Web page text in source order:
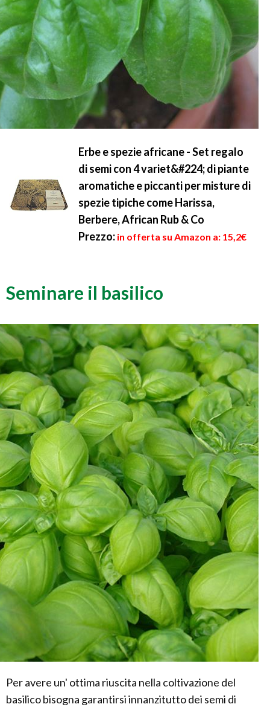
Erbe e spezie africane - Set regalo
di semi con 4 variet&#224; di piante
aromatiche e piccanti per misture di
spezie tipiche come Harissa,
Berbere, African Rub & Co
Prezzo: in offerta su Amazon a: 15,2€
Seminare il basilico
Per avere un' ottima riuscita nella coltivazione del
basilico bisogna garantirsi innanzitutto dei semi di